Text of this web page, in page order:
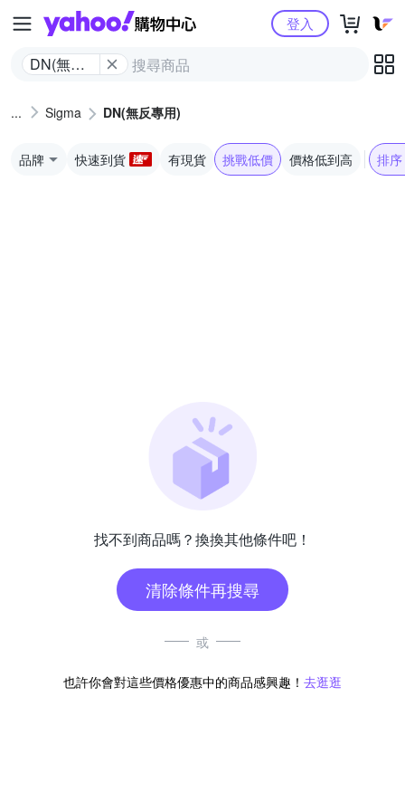
Yahoo購物中心
DN(無反
登入
Sigma DN(無反專用)
品牌 快速到貨 有現貨 挑戰低價 價格低到高 排序
找不到商品嗎？換換其他條件吧！
清除條件再搜尋
或
也許你會對這些價格優惠中的商品感興趣！ 去逛逛